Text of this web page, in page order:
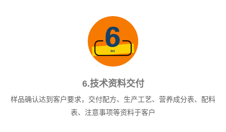
6.技术资料交付
样品确认达到客户要求，交付配方、生产工艺、营养成分表、配料
表、注意事项等资料于客户